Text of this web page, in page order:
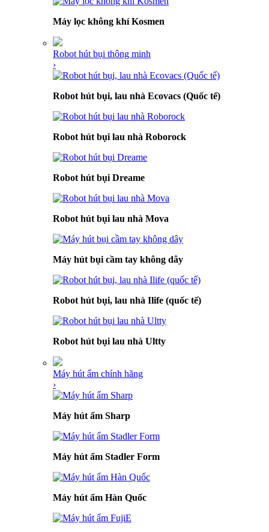
Máy lọc không khí Kosmen
Robot hút bụi thông minh
›
Robot hút bụi, lau nhà Ecovacs (Quốc tế)
Robot hút bụi lau nhà Roborock
Robot hút bụi Dreame
Robot hút bụi lau nhà Mova
Máy hút bụi cầm tay không dây
Robot hút bụi, lau nhà Ilife (quốc tế)
Robot hút bụi lau nhà Ultty
Máy hút ẩm chính hãng
›
Máy hút ẩm Sharp
Máy hút ẩm Stadler Form
Máy hút ẩm Hàn Quốc